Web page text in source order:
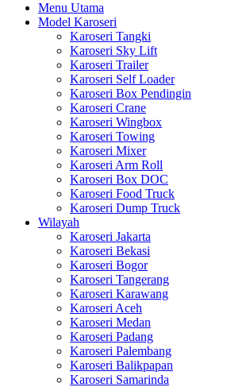
Menu Utama
Model Karoseri
Karoseri Tangki
Karoseri Sky Lift
Karoseri Trailer
Karoseri Self Loader
Karoseri Box Pendingin
Karoseri Crane
Karoseri Wingbox
Karoseri Towing
Karoseri Mixer
Karoseri Arm Roll
Karoseri Box DOC
Karoseri Food Truck
Karoseri Dump Truck
Wilayah
Karoseri Jakarta
Karoseri Bekasi
Karoseri Bogor
Karoseri Tangerang
Karoseri Karawang
Karoseri Aceh
Karoseri Medan
Karoseri Padang
Karoseri Palembang
Karoseri Balikpapan
Karoseri Samarinda